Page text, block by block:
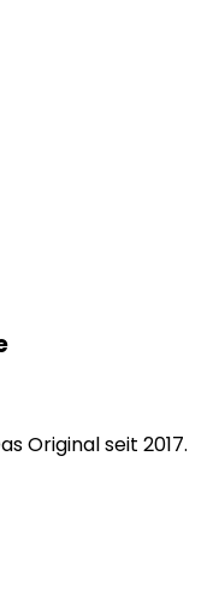
Original seit 2017.